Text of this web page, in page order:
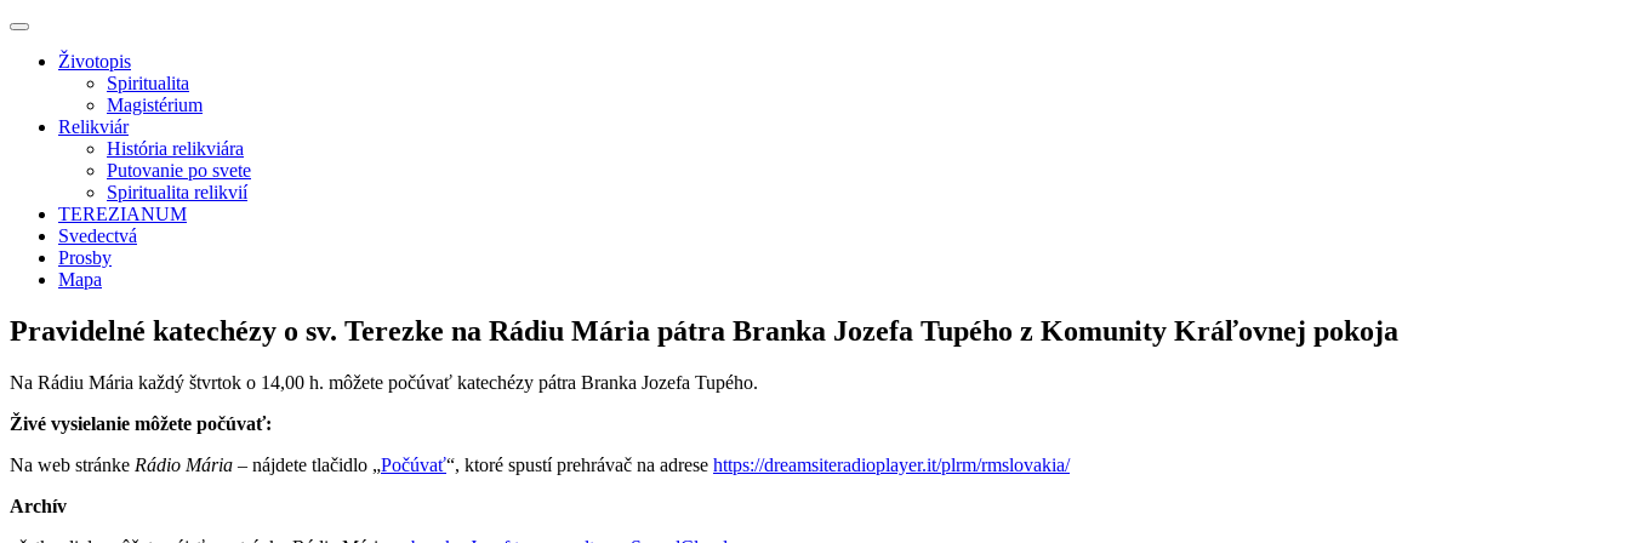
Životopis
Spiritualita
Magistérium
Relikviár
História relikviára
Putovanie po svete
Spiritualita relikvií
TEREZIANUM
Svedectvá
Prosby
Mapa
Pravidelné katechézy o sv. Terezke na Rádiu Mária pátra Branka Jozefa Tupého z Komunity Kráľovnej pokoja
Na Rádiu Mária každý štvrtok o 14,00 h. môžete počúvať katechézy pátra Branka Jozefa Tupého.
Živé vysielanie môžete počúvať:
Na web stránke Rádio Mária – nájdete tlačidlo „Počúvať“, ktoré spustí prehrávač na adrese https://dreamsiteradioplayer.it/plrm/rmslovakia/
Archív